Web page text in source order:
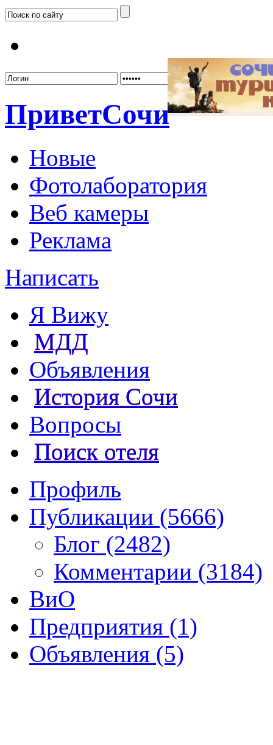
ПриветСочи
Новые
Фотолаборатория
Веб камеры
Реклама
Написать
Я Вижу
МДД
Объявления
История Сочи
Вопросы
Поиск отеля
Профиль
Публикации (5666)
Блог (2482)
Комментарии (3184)
ВиО
Предприятия (1)
Объявления (5)